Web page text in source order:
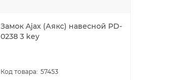
Замок Ajax (Аякс) навесной PD-
0238 3 key
57453